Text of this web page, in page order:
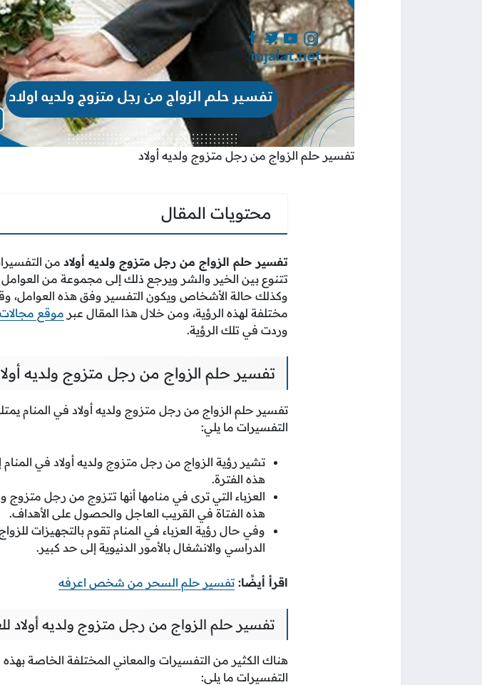
تفسير حلم الزواج من رجل متزوج ولديه أولاد
محتويات المقال
تفسير حلم الزواج من رجل متزوج ولديه أولاد من
تتنوع بين الخير والشر ويرجع ذلك إلى مجموعة من العوامل
وكذلك حالة الأشخاص ويكون التفسير وفق هذه العوامل،
مختلفة لهذه الرؤية، ومن خلال هذا المقال عبر موقع مجالات
وردت في تلك الرؤية.
تفسير حلم الزواج من رجل متزوج ولديه
تفسير حلم الزواج من رجل متزوج ولديه أولاد في المنام
التفسيرات ما يلي:
تشير رؤية الزواج من رجل متزوج ولديه أولاد في
هذه الفترة.
العزباء التي ترى في منامها أنها تتزوج من رجل متزوج
هذه الفتاة في القريب العاجل والحصول على الأهداف.
وفي حال رؤية العزباء في المنام تقوم بالتجهيزات
الدراسي والانشغال بالأمور الدنيوية إلى حد كبير.
اقرأ أيضًا: تفسير حلم السحر من شخص اعرفه
تفسير حلم الزواج من رجل متزوج ولديه أولاد
هناك الكثير من التفسيرات والمعاني المختلفة الخاصة
التفسيرات ما يلي: